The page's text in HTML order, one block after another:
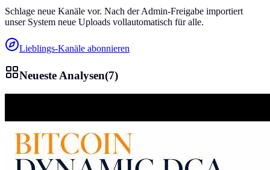
Schlage neue Kanäle vor. Nach der Admin-Freigabe importiert
unser System neue Uploads vollautomatisch für alle.
Lieblings-Kanäle abonnieren
Neueste Analysen(7)